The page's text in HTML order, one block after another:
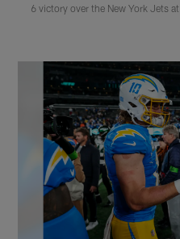
6 victory over the New York Jets